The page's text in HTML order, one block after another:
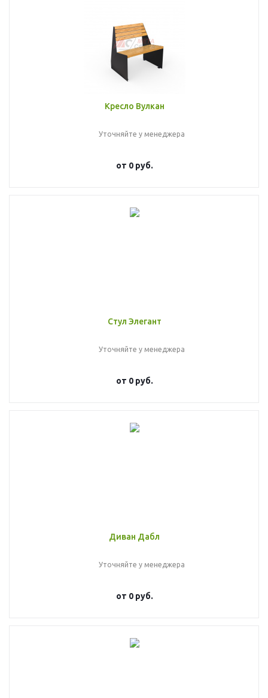
Кресло Вулкан
Уточняйте у менеджера
от 0 руб.
Стул Элегант
Уточняйте у менеджера
от 0 руб.
Диван Дабл
Уточняйте у менеджера
от 0 руб.